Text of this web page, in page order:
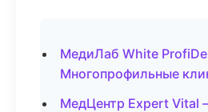
МедиЛаб White
Многопрофильные
МедЦентр Expert Vital